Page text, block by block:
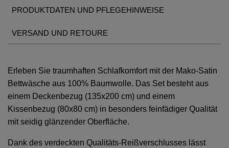
PRODUKTDATEN UND PFLEGEHINWEISE
VERSAND UND RETOURE
Erleben Sie traumhaften Schlafkomfort mit der Mako-Satin
Bettwäsche aus 100% Baumwolle. Das Set besteht aus
einem Deckenbezug (135x200 cm) und einem
Kissenbezug (80x80 cm) in besonders feinfädiger Qualität
mit seidig glänzender Oberfläche.
Dank des verdeckten Qualitäts-Reißverschlusses lässt